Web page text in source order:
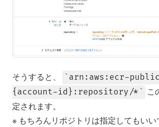
そうすると、
arn:aws:ecr-
{account-id}:repository/*
こ
定されます。
※ もちろんリポジトリは指定してもいい